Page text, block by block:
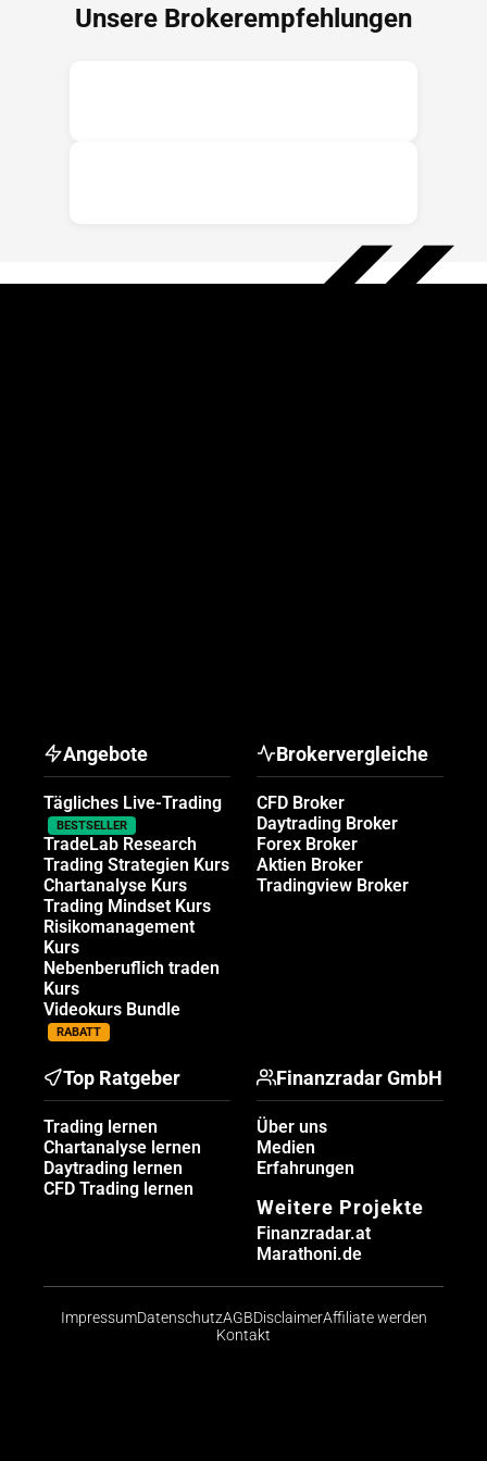
Unsere Brokerempfehlungen
Angebote
Tägliches Live-Trading
BESTSELLER
TradeLab Research
Trading Strategien Kurs
Chartanalyse Kurs
Trading Mindset Kurs
Risikomanagement
Kurs
Nebenberuflich traden
Kurs
Videokurs Bundle
RABATT
Brokervergleiche
CFD Broker
Daytrading Broker
Forex Broker
Aktien Broker
Tradingview Broker
Top Ratgeber
Trading lernen
Chartanalyse lernen
Daytrading lernen
CFD Trading lernen
Finanzradar GmbH
Über uns
Medien
Erfahrungen
Weitere Projekte
Finanzradar.at
Marathoni.de
ImpressumDatenschutzAGBDisclaimerAffiliate werden
Kontakt